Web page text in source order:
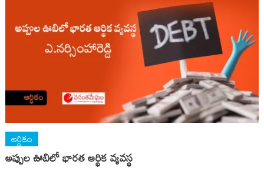
ఆర్ధికం
అప్పుల ఊబిలో భారత ఆర్థిక వ్యవస్థ